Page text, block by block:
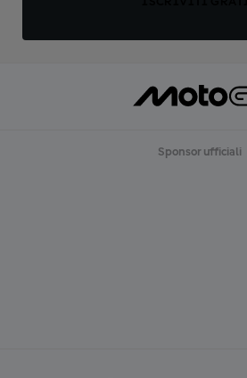
Sponsor ufficiali